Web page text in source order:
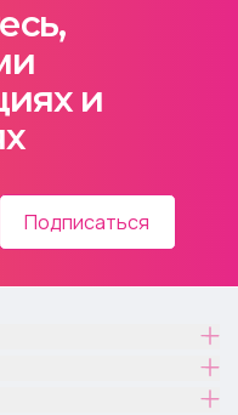
и
Подписаться